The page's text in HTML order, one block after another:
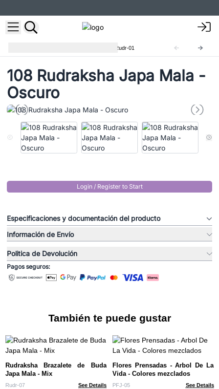
Rudr-01
108 Rudraksha Japa Mala -
Oscuro
Login / Register to Start
Especificaciones y documentación del producto
Información de Envío
Politica de Devolución
Pagos seguros:
También te puede gustar
Rudraksha Brazalete de Buda
Japa Mala - Mix
Rudr-07 See Details
Flores Prensadas - Arbol De La
Vida - Colores mezclados
PFJ-05 See Details